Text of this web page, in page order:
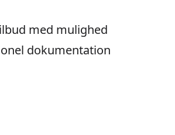
med mulighed
dokumentation